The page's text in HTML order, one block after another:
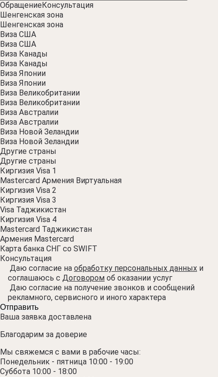
ОбращениеКонсультация
Шенгенская зона
Шенгенская зона
Виза США
Виза США
Виза Канады
Виза Канады
Виза Японии
Виза Японии
Виза Великобритании
Виза Великобритании
Виза Австралии
Виза Австралии
Виза Новой Зеландии
Виза Новой Зеландии
Другие страны
Другие страны
Киргизия Visa 1
Mastercard Армения Виртуальная
Киргизия Visa 2
Киргизия Visa 3
Visa Таджикистан
Киргизия Visa 4
Mastercard Таджикистан
Армения Mastercard
Карта банка СНГ со SWIFT
Консультация
Даю согласие на обработку персональных данных и
соглашаюсь с Договором об оказании услуг
Даю согласие на получение звонков и сообщений
рекламного, сервисного и иного характера
Ваша заявка доставлена
Благодарим за доверие
Мы свяжемся с вами в рабочие часы:
Понедельник - пятница 10:00 - 19:00
Суббота 10:00 - 18:00